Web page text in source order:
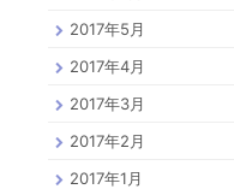
2017年5月
2017年4月
2017年3月
2017年2月
2017年1月